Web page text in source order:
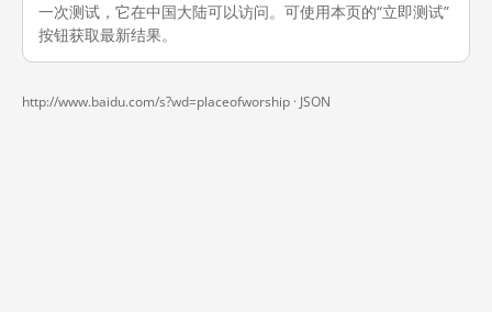
一次测试，它在中国大陆可以访问。可使用本页的“立即测试”
按钮获取最新结果。
http://www.baidu.com/s?wd=placeofworship · JSON